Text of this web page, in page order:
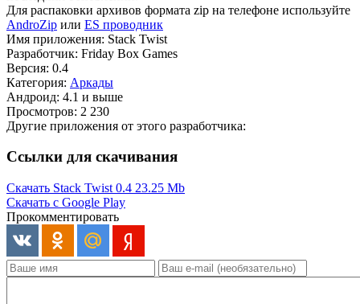
Для распаковки архивов формата zip на телефоне используйте
AndroZip или ES проводник
Имя приложения: Stack Twist
Разработчик: Friday Box Games
Версия: 0.4
Категория: Аркады
Андроид: 4.1 и выше
Просмотров: 2 230
Другие приложения от этого разработчика:
Ссылки для скачивания
Скачать Stack Twist 0.4 23.25 Mb
Скачать с Google Play
Прокомментировать